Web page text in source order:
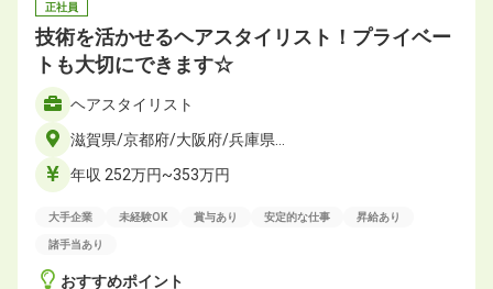
正社員
技術を活かせるヘアスタイリスト！プライベー
トも大切にできます☆
ヘアスタイリスト
滋賀県/京都府/大阪府/兵庫県…
年収 252万円~353万円
大手企業 未経験OK 賞与あり 安定的な仕事 昇給あり
諸手当あり
おすすめポイント